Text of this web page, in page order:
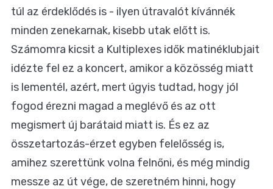
túl az érdeklődés is - ilyen útravalót kívánnék
minden zenekarnak, kisebb utak előtt is.
Számomra kicsit a Kultiplexes idők matinéklubjait
idézte fel ez a koncert, amikor a közösség miatt
is lementél, azért, mert úgyis tudtad, hogy jól
fogod érezni magad a meglévő és az ott
megismert új barátaid miatt is. És ez az
összetartozás-érzet egyben felelősség is,
amihez szerettünk volna felnőni, és még mindig
messze az út vége, de szeretném hinni, hogy